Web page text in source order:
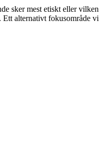
sker mest etiskt eller vilken
Ett alternativt fokusområde vi